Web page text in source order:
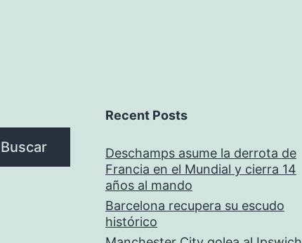
Buscar
Recent Posts
Deschamps asume la derrota de
Francia en el Mundial y cierra 14
años al mando
Barcelona recupera su escudo
histórico